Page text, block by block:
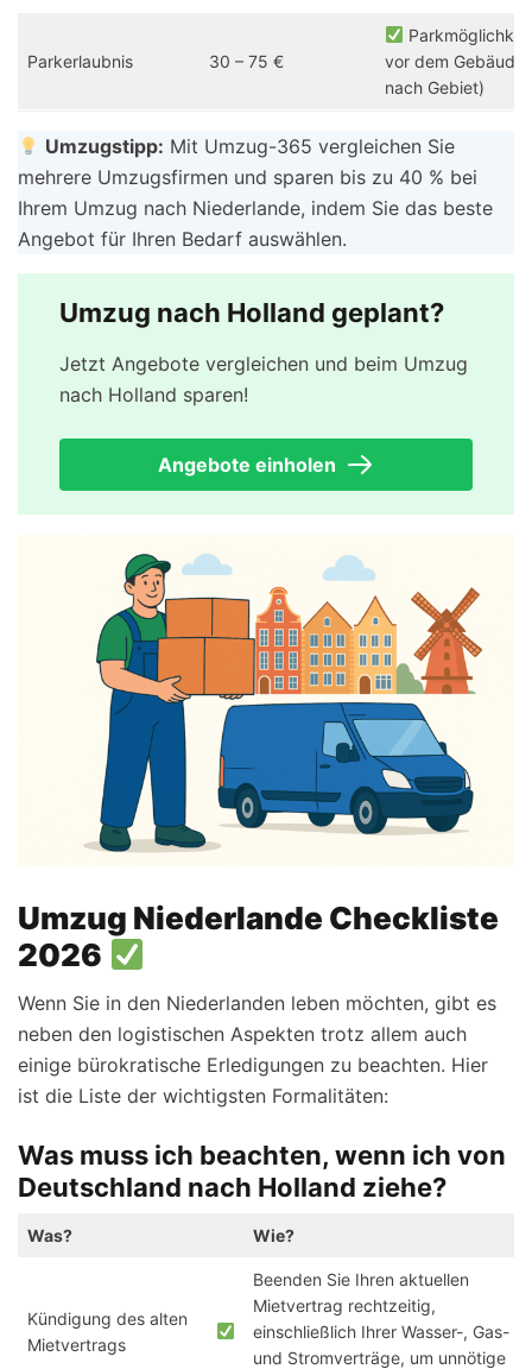
Parkerlaubnis 30 – 75 €
Parkmöglichkeit
vor dem Gebäude
nach Gebiet)
Umzugstipp: Mit Umzug-365 vergleichen Sie
mehrere Umzugsfirmen und sparen bis zu 40 % bei
Ihrem Umzug nach Niederlande, indem Sie das beste
Angebot für Ihren Bedarf auswählen.
Umzug nach Holland geplant?
Jetzt Angebote vergleichen und beim Umzug
nach Holland sparen!
Angebote einholen
Umzug Niederlande Checkliste
2026
Wenn Sie in den Niederlanden leben möchten, gibt es
neben den logistischen Aspekten trotz allem auch
einige bürokratische Erledigungen zu beachten. Hier
ist die Liste der wichtigsten Formalitäten:
Was muss ich beachten, wenn ich von
Deutschland nach Holland ziehe?
Was? Wie?
Kündigung des alten
Mietvertrags
Beenden Sie Ihren aktuellen
Mietvertrag rechtzeitig,
einschließlich Ihrer Wasser-, Gas-
und Stromverträge, um unnötige